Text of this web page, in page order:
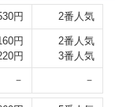
円 2番人気
円
円
2番人気
3番人気
－ －